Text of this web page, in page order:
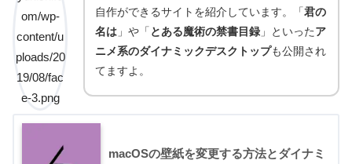
自作ができるサイトを紹介しています。「君の
名は 」や「 とある魔術の禁書目録 」といったア
ニメ系のダイナミックデスクトップも公開され
てますよ。
macOSの壁紙を変更する方法とダイナミ